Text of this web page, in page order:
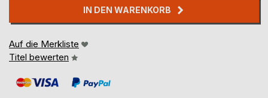
IN DEN WARENKORB
Auf die Merkliste
Titel bewerten